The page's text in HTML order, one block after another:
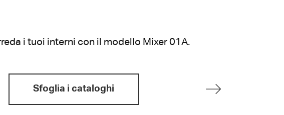
i tuoi interni con il modello Mixer 01A.
Sfoglia i cataloghi